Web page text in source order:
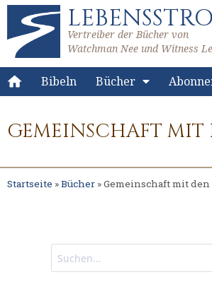
Vertreiber der Bücher von
Watchman Nee und Witness
Bibeln Bücher
GEMEINSCHAFT
Startseite »Bücher »Gemeinschaft mit